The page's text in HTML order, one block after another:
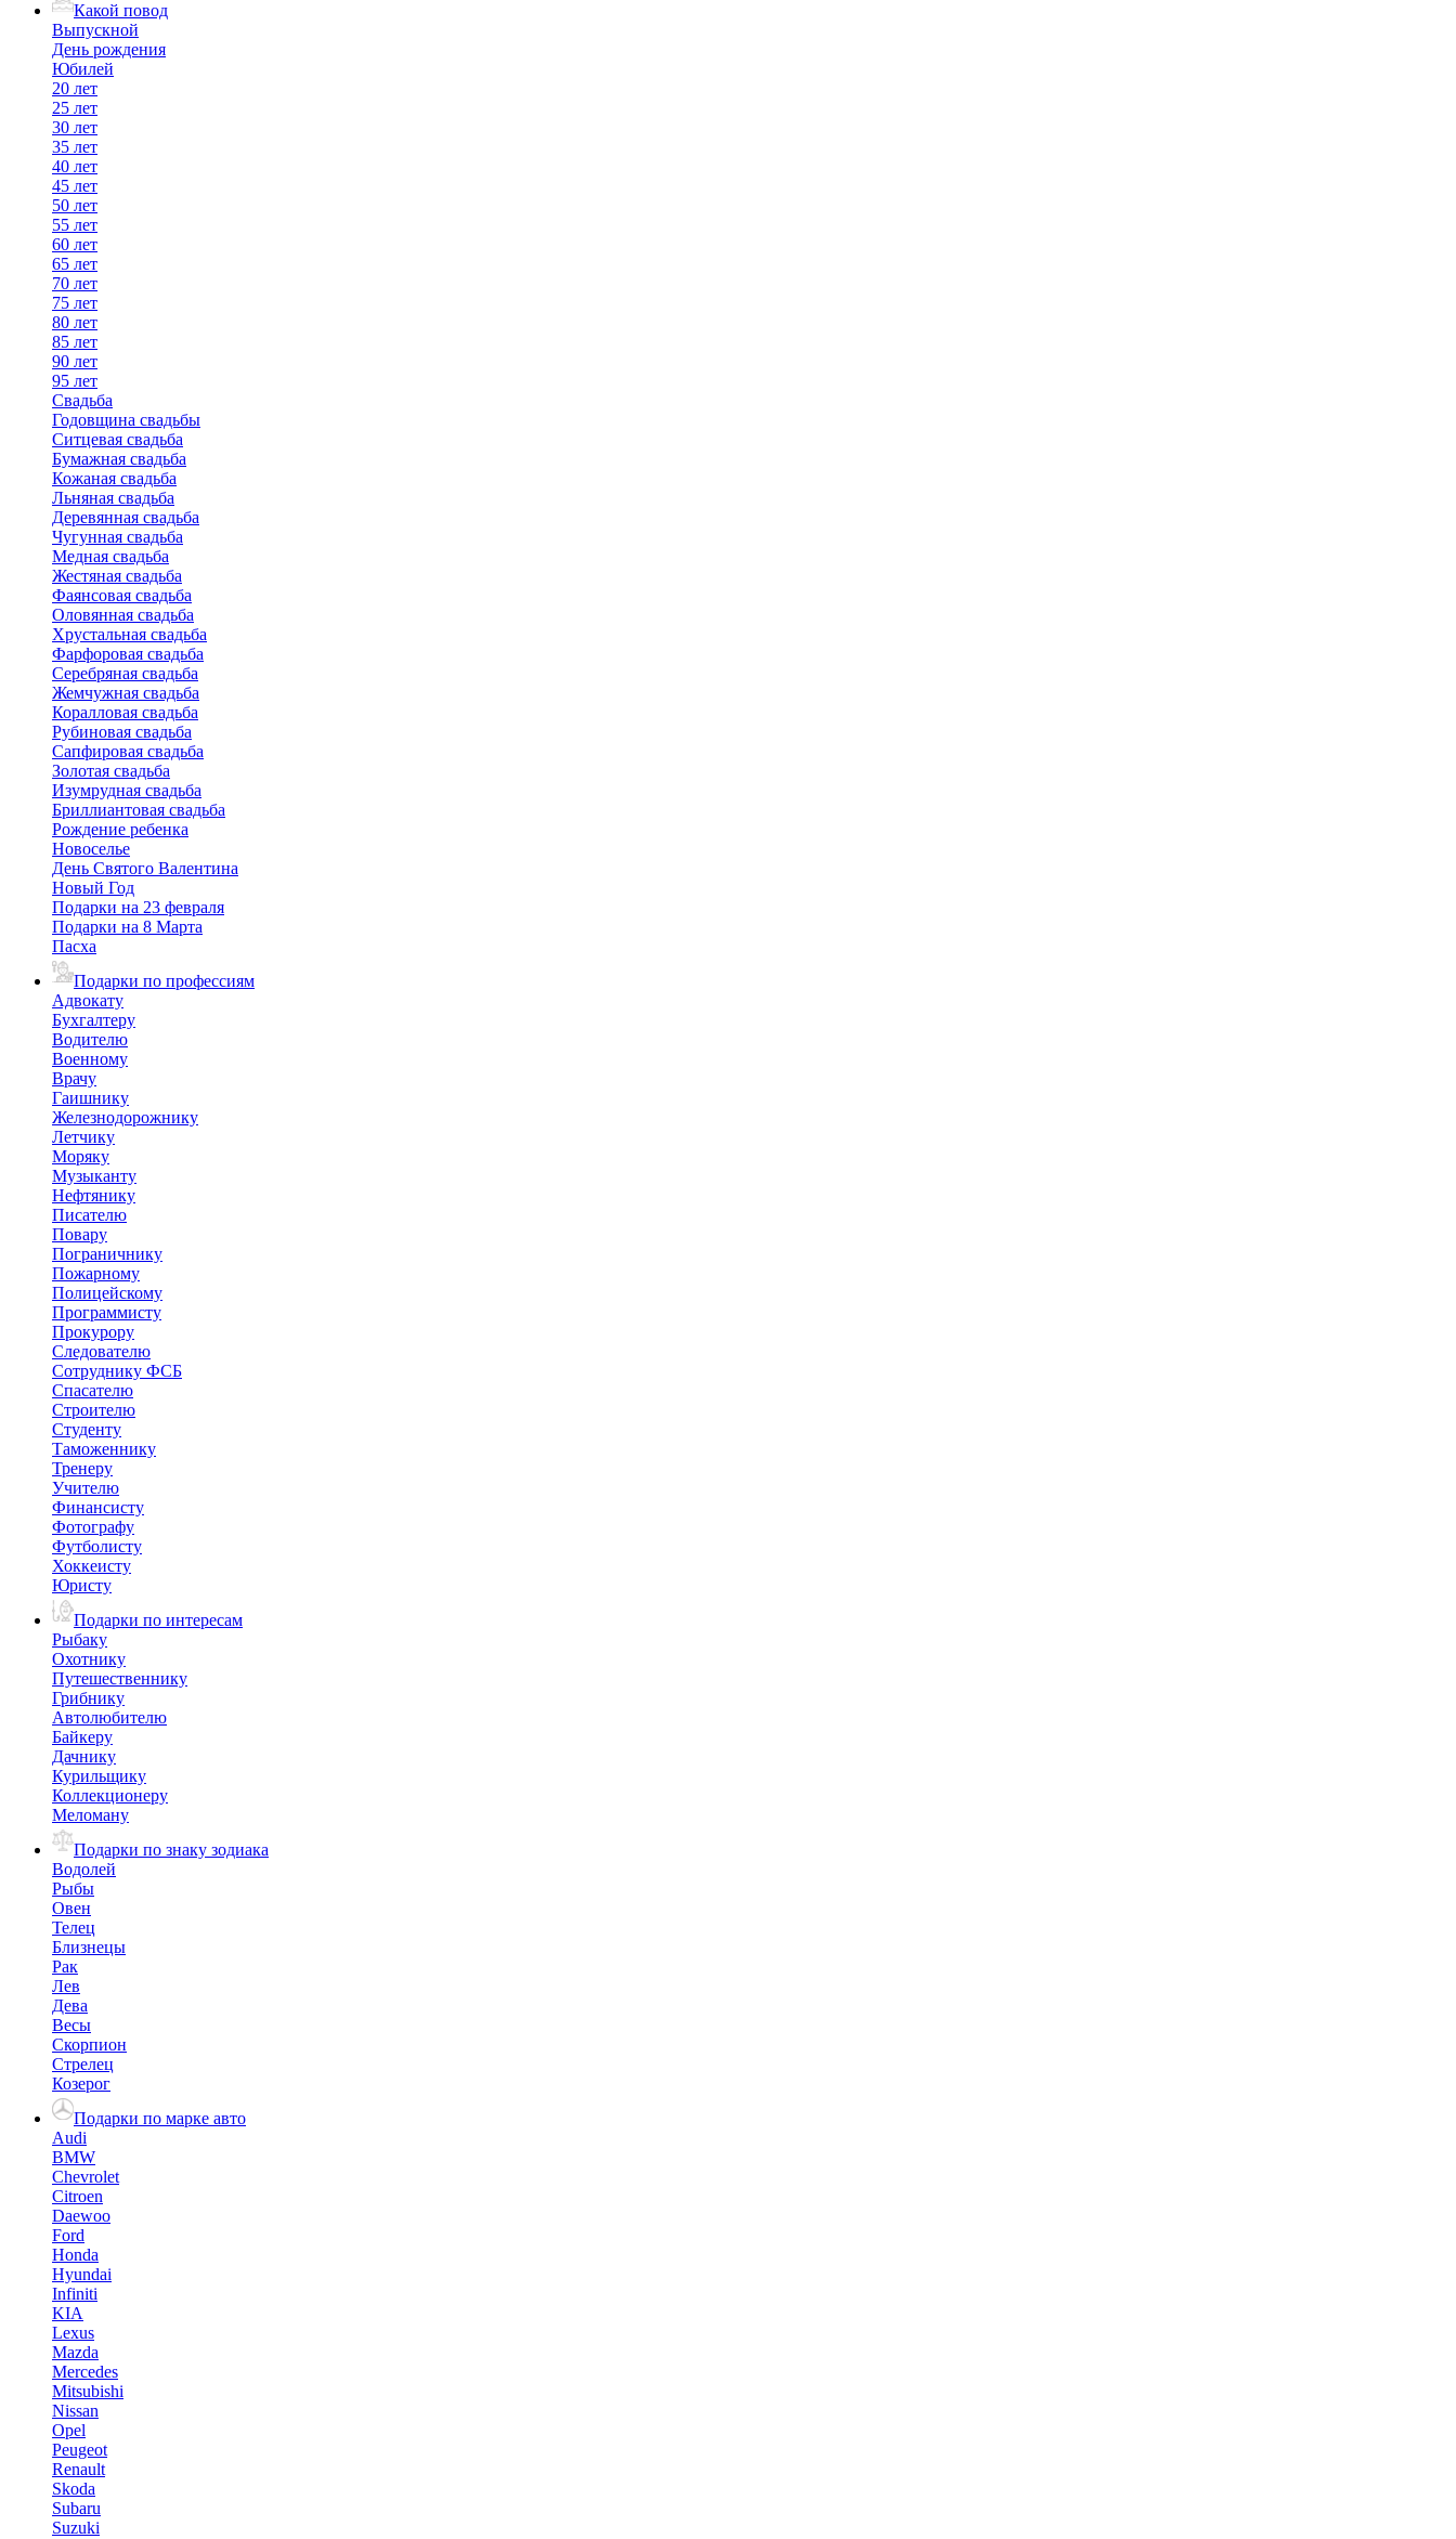
Какой повод
Выпускной
День рождения
Юбилей
20 лет
25 лет
30 лет
35 лет
40 лет
45 лет
50 лет
55 лет
60 лет
65 лет
70 лет
75 лет
80 лет
85 лет
90 лет
95 лет
Свадьба
Годовщина свадьбы
Ситцевая свадьба
Бумажная свадьба
Кожаная свадьба
Льняная свадьба
Деревянная свадьба
Чугунная свадьба
Медная свадьба
Жестяная свадьба
Фаянсовая свадьба
Оловянная свадьба
Хрустальная свадьба
Фарфоровая свадьба
Серебряная свадьба
Жемчужная свадьба
Коралловая свадьба
Рубиновая свадьба
Сапфировая свадьба
Золотая свадьба
Изумрудная свадьба
Бриллиантовая свадьба
Рождение ребенка
Новоселье
День Святого Валентина
Новый Год
Подарки на 23 февраля
Подарки на 8 Марта
Пасха
Подарки по профессиям
Адвокату
Бухгалтеру
Водителю
Военному
Врачу
Гаишнику
Железнодорожнику
Летчику
Моряку
Музыканту
Нефтянику
Писателю
Повару
Пограничнику
Пожарному
Полицейскому
Программисту
Прокурору
Следователю
Сотруднику ФСБ
Спасателю
Строителю
Студенту
Таможеннику
Тренеру
Учителю
Финансисту
Фотографу
Футболисту
Хоккеисту
Юристу
Подарки по интересам
Рыбаку
Охотнику
Путешественнику
Грибнику
Автолюбителю
Байкеру
Дачнику
Курильщику
Коллекционеру
Меломану
Подарки по знаку зодиака
Водолей
Рыбы
Овен
Телец
Близнецы
Рак
Лев
Дева
Весы
Скорпион
Стрелец
Козерог
Подарки по марке авто
Audi
BMW
Chevrolet
Citroen
Daewoo
Ford
Honda
Hyundai
Infiniti
KIA
Lexus
Mazda
Mercedes
Mitsubishi
Nissan
Opel
Peugeot
Renault
Skoda
Subaru
Suzuki